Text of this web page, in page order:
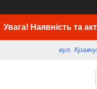
Увага! Наявність та
вул.